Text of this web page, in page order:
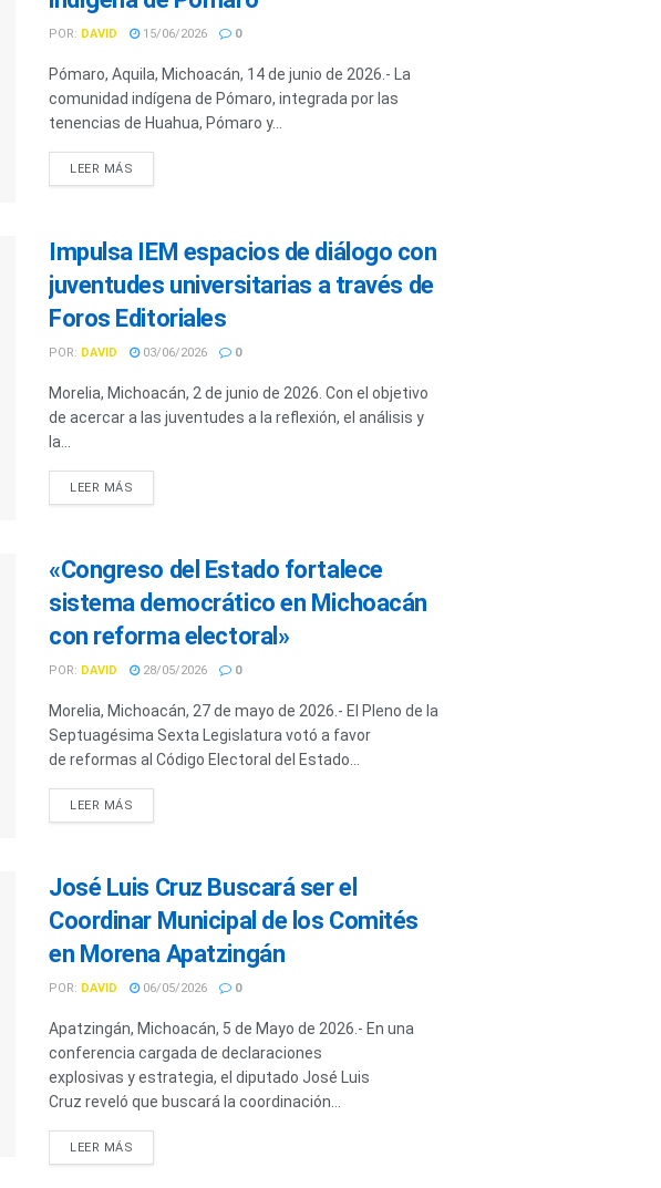
POR: DAVID 15/06/2026 0
Pómaro, Aquila, Michoacán, 14 de junio de 2026.- La
comunidad indígena de Pómaro, integrada por las
tenencias de Huahua, Pómaro y...
LEER MÁS
Impulsa IEM espacios de diálogo con
juventudes universitarias a través de
Foros Editoriales
POR: DAVID 03/06/2026 0
Morelia, Michoacán, 2 de junio de 2026. Con el objetivo
de acercar a las juventudes a la reflexión, el análisis y
la...
LEER MÁS
«Congreso del Estado fortalece
sistema democrático en Michoacán
con reforma electoral»
POR: DAVID 28/05/2026 0
Morelia, Michoacán, 27 de mayo de 2026.- El Pleno de la
Septuagésima Sexta Legislatura votó a favor
de reformas al Código Electoral del Estado...
LEER MÁS
José Luis Cruz Buscará ser el
Coordinar Municipal de los Comités
en Morena Apatzingán
POR: DAVID 06/05/2026 0
Apatzingán, Michoacán, 5 de Mayo de 2026.- En una
conferencia cargada de declaraciones
explosivas y estrategia, el diputado José Luis
Cruz reveló que buscará la coordinación...
LEER MÁS